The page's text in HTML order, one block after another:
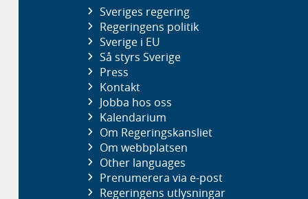
Sveriges regering
Regeringens politik
Sverige i EU
Så styrs Sverige
Press
Kontakt
Jobba hos oss
Kalendarium
Om Regeringskansliet
Om webbplatsen
Other languages
Prenumerera via e-post
Regeringens utlysningar